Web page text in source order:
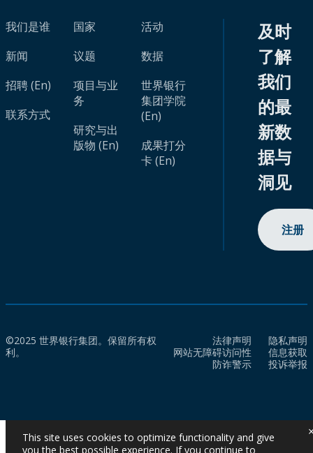
我们是谁
新闻
招聘 (En)
联系方式
国家
议题
项目与业
务
研究与出
版物 (En)
活动
数据
世界银行
集团学院
(En)
成果打分
卡 (En)
及时
了解
我们
的最
新数
据与
洞见
注册
©2025 世界银行集团。保留所有权
利。
法律声明
隐私声明
网站无障碍访问性
信息获取
防诈警示
投诉举报
This site uses cookies to optimize functionality and give
you the best possible experience. If you continue to